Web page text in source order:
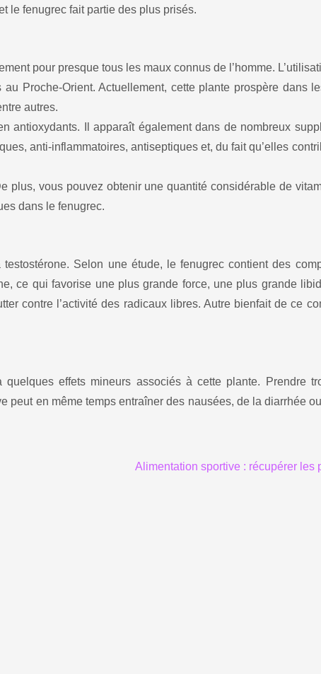
le fenugrec fait partie des plus prisés.
pour presque tous les maux connus de l’homme.
Proche-Orient. Actuellement, cette plante prospère dans
autres.
Il apparaît également dans de nombreux
anti-inflammatoires, antiseptiques et, du fait qu’elles
plus, vous pouvez obtenir une quantité considérable de
dans le fenugrec.
testostérone. Selon une étude, le fenugrec contient des
ce qui favorise une plus grande force, une plus grande
contre l’activité des radicaux libres. Autre bienfaitde ce
effets mineurs associés à cette plante. Prendre
en même temps entraîner des nausées, de la diarrhée
Alimentation sportive : récupérer les